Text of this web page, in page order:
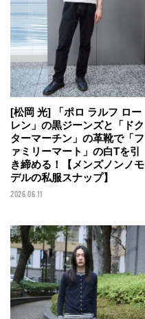
[松岡 光] 「ポロ ラルフ ロー
レン」の黒ジーンズと「ドク
ターマーチン」の革靴で「フ
ァミリーマート」の白Tを引
き締める！【メンズノンノモ
デルの私服スナップ】
2026.06.11